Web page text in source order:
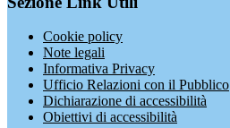
Cookie policy
Note legali
Informativa Privacy
Ufficio Relazioni con il Pubblico
Dichiarazione di accessibilità
Obiettivi di accessibilità